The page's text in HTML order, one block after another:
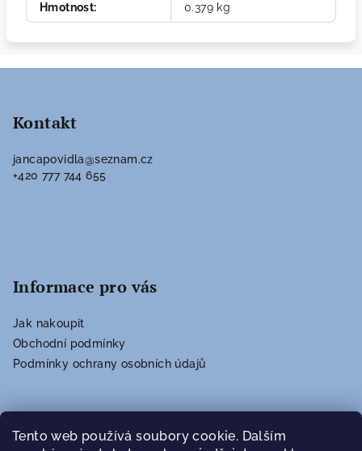
Tento web používá soubory cookie. Dalším
Hmotnost: 0.379 kg
Kontakt
jancapovidla@seznam.cz
+420 777 744 655
Informace pro vás
Jak nakoupit
Obchodní podmínky
Podmínky ochrany osobních údajů
Vyhledávání